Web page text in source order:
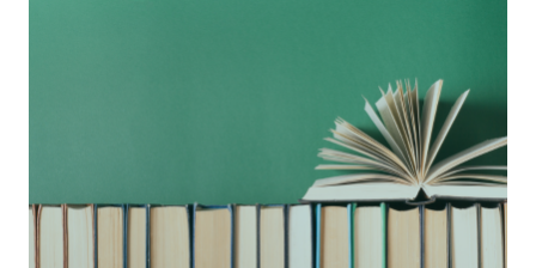
Cyhoeddiadau